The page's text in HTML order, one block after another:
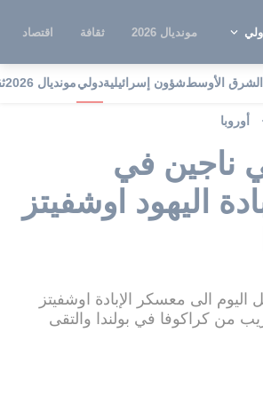
مونديال 2026 ثقافة اقتصاد
الشرق الأوسطشؤون إسرائيليةدوليمونديال 2026
أوروبا
ناجين في
اليهود اوشفيتز
الى معسكر الإبادة اوشفيتز
من كراكوفا في بولندا والتقى